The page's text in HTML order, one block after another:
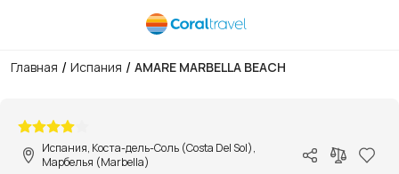
Главная / Испания / AMARE MARBELLA BEACH
Испания, Коста-дель-Соль (Costa Del Sol),
Марбелья (Marbella)